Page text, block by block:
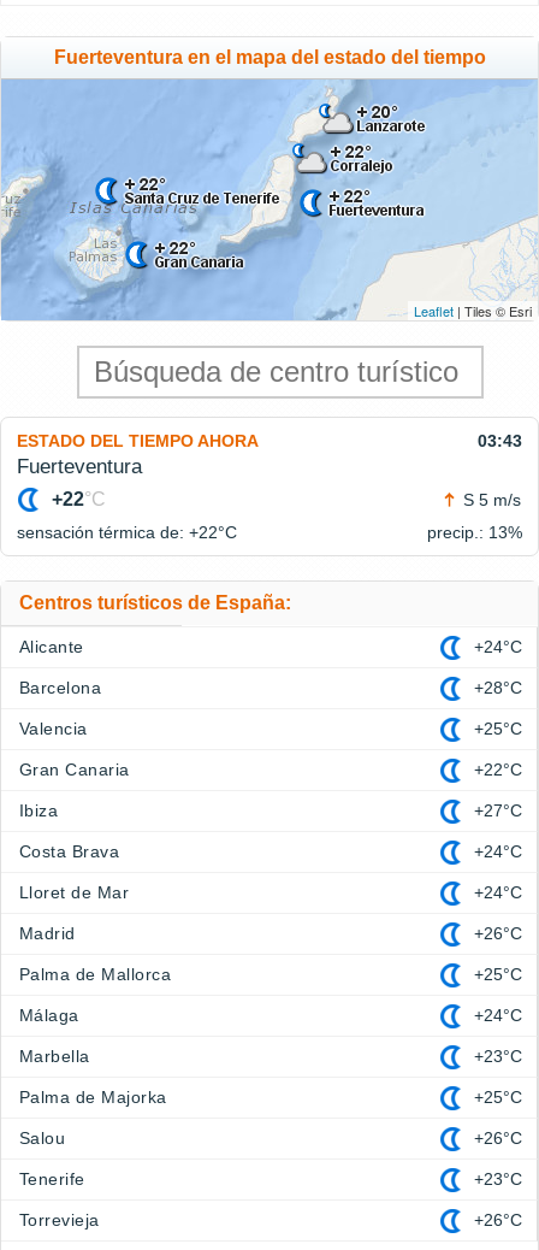
Fuerteventura en el mapa del estado del tiempo
Leaflet | Tiles © Esri
ESTADO DEL TIEMPO AHORA 03:43
Fuerteventura
+22°C
S 5 m/s
sensación térmica de: +22°C precip.: 13%
Centros turísticos de España:
Alicante +24°C
Barcelona +28°C
Valencia +25°C
Gran Canaria +22°C
Ibiza +27°C
Costa Brava +24°C
Lloret de Mar +24°C
Madrid +26°C
Palma de Mallorca +25°C
Málaga +24°C
Marbella +23°C
Palma de Majorka +25°C
Salou +26°C
Tenerife +23°C
Torrevieja +26°C